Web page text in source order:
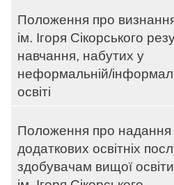
Положення про
ім. Ігоря Сікорського
навчання, набутих у
неформальній/
освіті
Положення про надання
додаткових освітніх
здобувачам вищої